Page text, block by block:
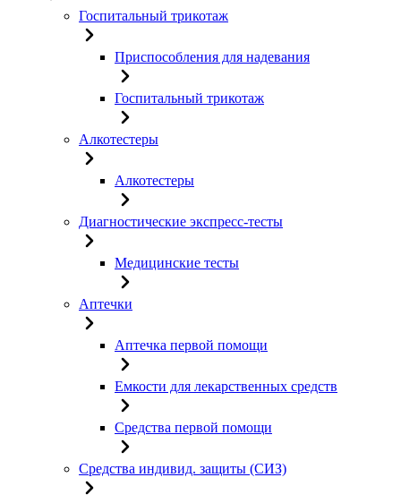
Госпитальный трикотаж
Приспособления для надевания
Госпитальный трикотаж
Алкотестеры
Алкотестеры
Диагностические экспресс-тесты
Медицинские тесты
Аптечки
Аптечка первой помощи
Емкости для лекарственных средств
Средства первой помощи
Средства индивид. защиты (СИЗ)